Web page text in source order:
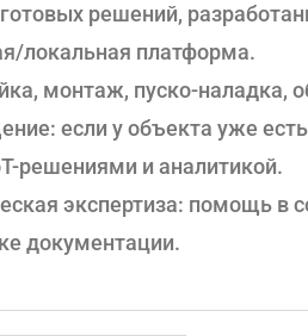
решений,
локальная платформа.
монтаж, пуско-наладка,
если у объекта уже
решениями и аналитикой.
экспертиза: помощь
документации.